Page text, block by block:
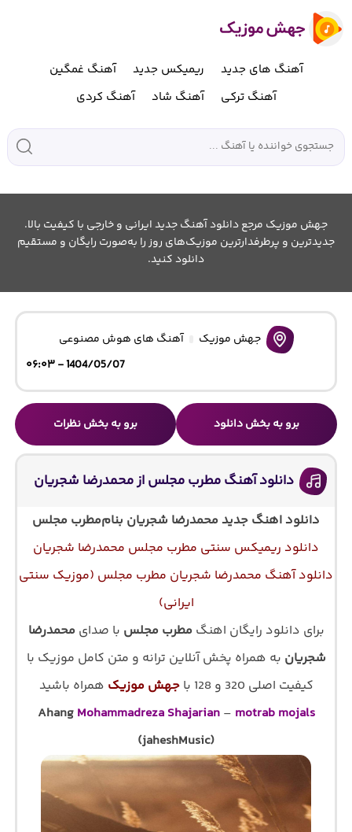
آهنگ های جدید ریمیکس جدید
آهنگ غمگین
آهنگ ترکی
آهنگ شاد آهنگ کردی
جهش موزیک مرجع دانلود آهنگ جدید ایرانی و خارجی با کیفیت بالا.
جدیدترین و پرطرفدارترین موزیک‌های روز را به‌صورت رایگان و مستقیم
دانلود کنید.
جهش موزیک
آهنگ های هوش مصنوعی
1404/05/07 - ۰۶:۰۳
برو به بخش دانلود برو به بخش نظرات
دانلود آهنگ مطرب مجلس از محمدرضا شجریان
دانلود اهنگ جدید محمدرضا شجریان بناممطرب مجلس
دانلود ریمیکس سنتی مطرب مجلس محمدرضا شجریان
دانلود آهنگ محمدرضا شجریان مطرب مجلس (موزیک سنتی
ایرانی)
برای دانلود رایگان اهنگمطرب مجلس با صدایمحمدرضا
شجریان به همراه پخش آنلاین ترانه و متن کامل موزیک با
کیفیت اصلی 320 و 128 با
جهش موزیک همراه باشید
Ahang Mohammadreza Shajarian– motrab mojals
(jaheshMusic)